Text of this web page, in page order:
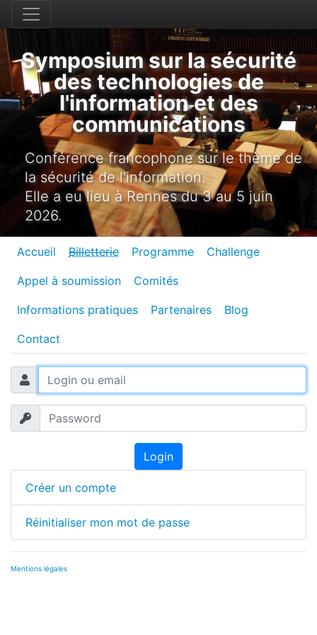
Symposium sur la sécurité
des technologies de
l'information et des
communications
Conférence francophone sur le thème de
la sécurité de l'information.
Elle a eu lieu à Rennes du 3 au 5 juin
2026.
Accueil Billetterie Programme Challenge
Appel à soumission Comités
Informations pratiques Partenaires Blog
Contact
Login
Créer un compte
Réinitialiser mon mot de passe
Mentions légales